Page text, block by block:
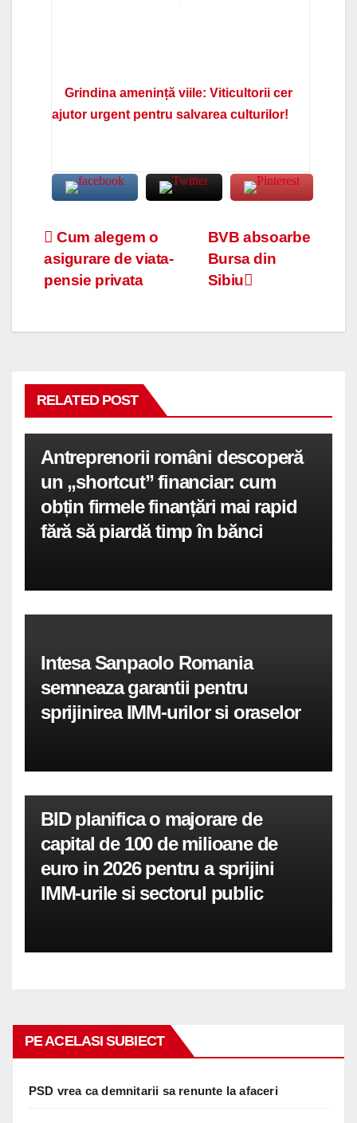
Grindina amenință viile: Viticultorii cer
ajutor urgent pentru salvarea culturilor!
Navigare
în
BVB absoarbe
Bursa din
Sibiu
Cum alegem o
asigurare de viata-
pensie privata
RELATED POST
Antreprenorii români descoperă
un „shortcut” financiar: cum
obțin firmele finanțări mai rapid
fără să piardă timp în bănci
Intesa Sanpaolo Romania
semneaza garantii pentru
sprijinirea IMM-urilor si oraselor
BID planifica o majorare de
capital de 100 de milioane de
euro in 2026 pentru a sprijini
IMM-urile si sectorul public
PE ACELASI SUBIECT
PSD vrea ca demnitarii sa renunte la afaceri